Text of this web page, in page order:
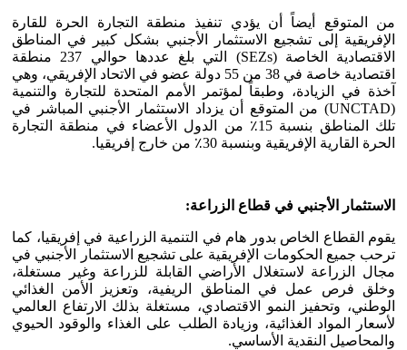
من المتوقع أيضاً أن يؤدي تنفيذ منطقة التجارة الحرة للقارة
الإفريقية إلى تشجيع الاستثمار الأجنبي بشكل كبير في المناطق
الاقتصادية الخاصة (SEZs) التي بلغ عددها حوالي 237 منطقة
اقتصادية خاصة في 38 من 55 دولة عضو في الاتحاد الإفريقي، وهي
آخذة في الزيادة، وطبقاً لمؤتمر الأمم المتحدة للتجارة والتنمية
(UNCTAD) من المتوقع أن يزداد الاستثمار الأجنبي المباشر في
تلك المناطق بنسبة 15٪ من الدول الأعضاء في منطقة التجارة
الحرة القارية الإفريقية وبنسبة 30٪ من خارج إفريقيا.
الاستثمار الأجنبي في قطاع الزراعة:
يقوم القطاع الخاص بدور هام في التنمية الزراعية في إفريقيا، كما
ترحب جميع الحكومات الإفريقية على تشجيع الاستثمار الأجنبي في
مجال الزراعة لاستغلال الأراضي القابلة للزراعة وغير مستغلة،
وخلق فرص عمل في المناطق الريفية، وتعزيز الأمن الغذائي
الوطني، وتحفيز النمو الاقتصادي، مستغلة بذلك الارتفاع العالمي
لأسعار المواد الغذائية، وزيادة الطلب على الغذاء والوقود الحيوي
والمحاصيل النقدية الأساسي.